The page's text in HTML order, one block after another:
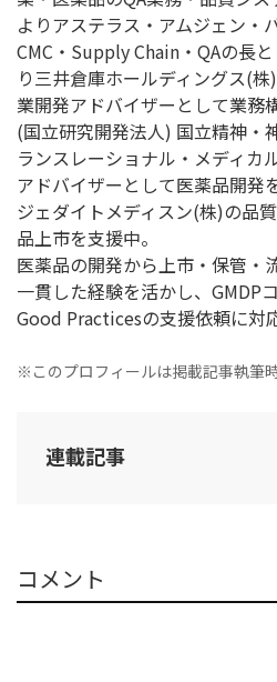
よりアステラス・アムジェン・
CMC・Supply Chain・QAの長
り三井倉庫ホールディングス(
業開発アドバイザーとして業務
(国立研究開発法人) 国立精神・
ランスレーショナル・メディカ
アドバイザーとして医薬品開発
ジェダイトメディスン(株)の品
品上市を支援中。
医薬品の開発から上市・保管・
一貫した経験を活かし、GMDP
Good Practicesの支援依頼に対
※このプロフィールは掲載記事執筆
連載記事
コメント